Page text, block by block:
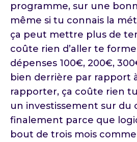
programme, sur une
même si tu connais la
ça peut mettre plus de
coûte rien d’aller te
dépenses 100€, 200€,
bien derrière par rapport
rapporter, ça coûte rien tu
un investissement sur du
finalement parce que
bout de trois mois